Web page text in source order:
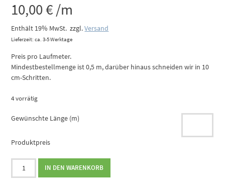
10,00€/m
Enthält 19% MwSt. zzgl.Versand
Lieferzeit: ca. 3-5 Werktage
Preis pro Laufmeter.
Mindestbestellmenge ist 0,5 m, darüber hinaus schneiden wir in 10
cm-Schritten.
4 vorrätig
Gewünschte Länge (m)
Produktpreis
Albstoffe
Bündchen
IN DEN WARENKORB